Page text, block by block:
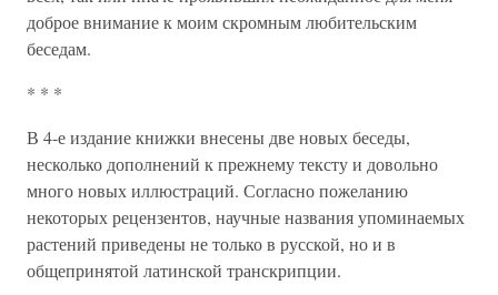
доброе внимание к моим скромным любительским
беседам.
* * *
В 4-е издание книжки внесены две новых беседы,
несколько дополнений к прежнему тексту и довольно
много новых иллюстраций. Согласно пожеланию
некоторых рецензентов, научные названия упоминаемых
растений приведены не только в русской, но и в
общепринятой латинской транскрипции.